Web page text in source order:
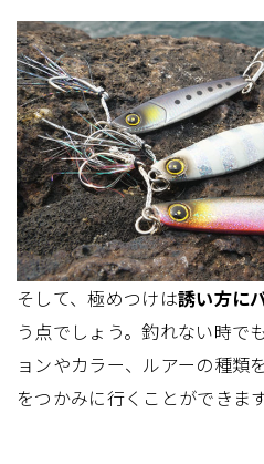
そして、極めつけは誘い方に
う点でしょう。釣れない時で
ョンやカラー、ルアーの種類
をつかみに行くことができます